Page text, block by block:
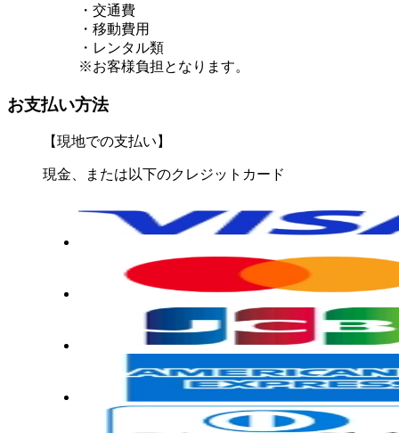
・交通費
・移動費用
・レンタル類
※お客様負担となります。
お支払い方法
【現地での支払い】
現金、または以下のクレジットカード